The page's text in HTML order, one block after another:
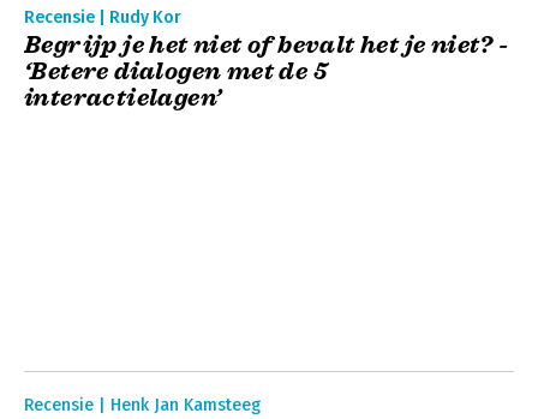
Recensie | Rudy Kor
Begrijp je het niet of bevalt het je niet? -
‘Betere dialogen met de 5
interactielagen’
Recensie | Henk Jan Kamsteeg